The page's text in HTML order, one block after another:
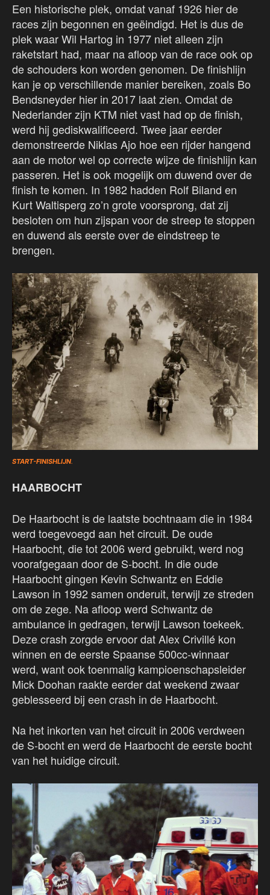
Een historische plek, omdat vanaf 1926 hier de
races zijn begonnen en geëindigd. Het is dus de
plek waar Wil Hartog in 1977 niet alleen zijn
raketstart had, maar na afloop van de race ook op
de schouders kon worden genomen. De finishlijn
kan je op verschillende manier bereiken, zoals Bo
Bendsneyder hier in 2017 laat zien. Omdat de
Nederlander zijn KTM niet vast had op de finish,
werd hij gediskwalificeerd. Twee jaar eerder
demonstreerde Niklas Ajo hoe een rijder hangend
aan de motor wel op correcte wijze de finishlijn kan
passeren. Het is ook mogelijk om duwend over de
finish te komen. In 1982 hadden Rolf Biland en
Kurt Waltisperg zo’n grote voorsprong, dat zij
besloten om hun zijspan voor de streep te stoppen
en duwend als eerste over de eindstreep te
brengen.
START-FINISHLIJN.
HAARBOCHT
De Haarbocht is de laatste bochtnaam die in 1984
werd toegevoegd aan het circuit. De oude
Haarbocht, die tot 2006 werd gebruikt, werd nog
voorafgegaan door de S-bocht. In die oude
Haarbocht gingen Kevin Schwantz en Eddie
Lawson in 1992 samen onderuit, terwijl ze streden
om de zege. Na afloop werd Schwantz de
ambulance in gedragen, terwijl Lawson toekeek.
Deze crash zorgde ervoor dat Alex Crivillé kon
winnen en de eerste Spaanse 500cc-winnaar
werd, want ook toenmalig kampioenschapsleider
Mick Doohan raakte eerder dat weekend zwaar
geblesseerd bij een crash in de Haarbocht.
Na het inkorten van het circuit in 2006 verdween
de S-bocht en werd de Haarbocht de eerste bocht
van het huidige circuit.